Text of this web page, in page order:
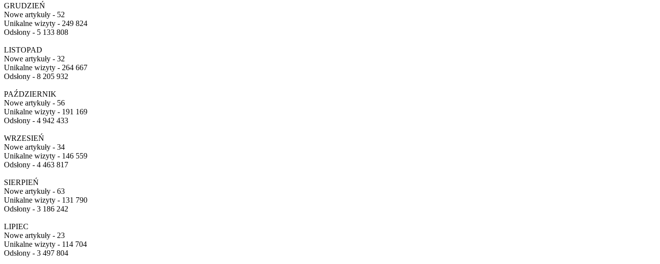
GRUDZIEŃ
Nowe artykuły - 52
Unikalne wizyty - 249 824
Odsłony - 5 133 808
LISTOPAD
Nowe artykuły - 32
Unikalne wizyty - 264 667
Odsłony - 8 205 932
PAŹDZIERNIK
Nowe artykuły - 56
Unikalne wizyty - 191 169
Odsłony - 4 942 433
WRZESIEŃ
Nowe artykuły - 34
Unikalne wizyty - 146 559
Odsłony - 4 463 817
SIERPIEŃ
Nowe artykuły - 63
Unikalne wizyty - 131 790
Odsłony - 3 186 242
LIPIEC
Nowe artykuły - 23
Unikalne wizyty - 114 704
Odsłony - 3 497 804